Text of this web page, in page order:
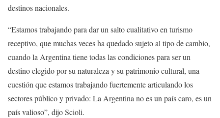
destinos nacionales.
“Estamos trabajando para dar un salto cualitativo en turismo
receptivo, que muchas veces ha quedado sujeto al tipo de cambio,
cuando la Argentina tiene todas las condiciones para ser un
destino elegido por su naturaleza y su patrimonio cultural, una
cuestión que estamos trabajando fuertemente articulando los
sectores público y privado: La Argentina no es un país caro, es un
país valioso”, dijo Scioli.